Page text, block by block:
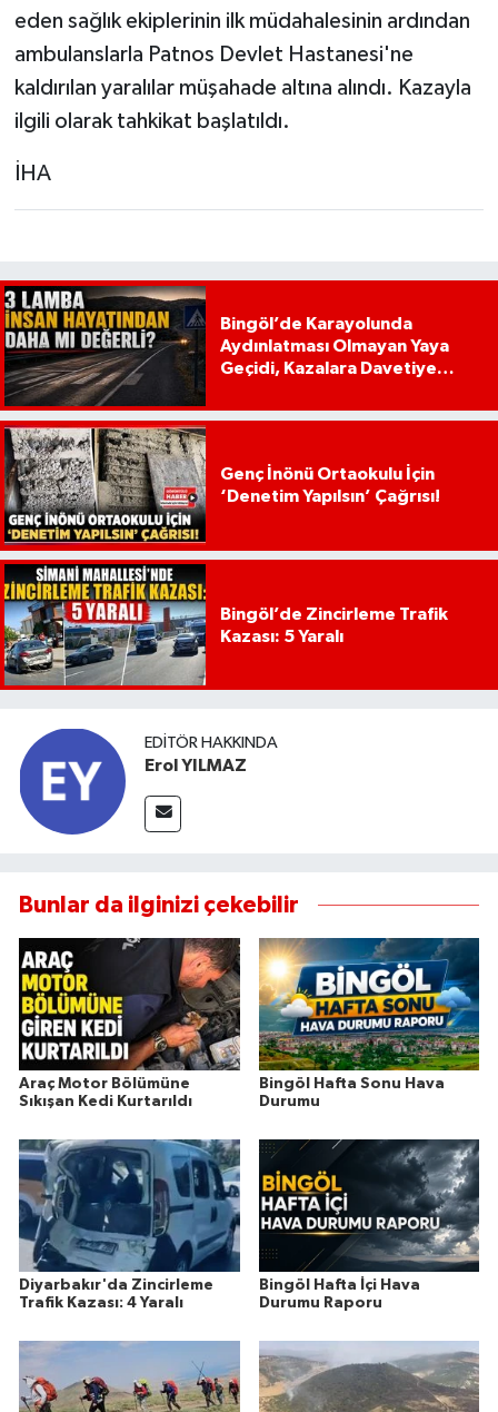
eden sağlık ekiplerinin ilk müdahalesinin ardından
ambulanslarla Patnos Devlet Hastanesi'ne
kaldırılan yaralılar müşahade altına alındı. Kazayla
ilgili olarak tahkikat başlatıldı.
İHA
Bingöl’de Karayolunda
Aydınlatması Olmayan Yaya
Geçidi, Kazalara Davetiye
Genç İnönü Ortaokulu İçin
‘Denetim Yapılsın’ Çağrısı!
Bingöl’de Zincirleme Trafik
Kazası: 5 Yaralı
EDITÖR HAKKINDA
Erol YILMAZ
Bunlar da ilginizi çekebilir
Araç Motor Bölümüne
Sıkışan Kedi Kurtarıldı
Bingöl Hafta Sonu Hava
Durumu
Diyarbakır'da Zincirleme
Trafik Kazası: 4 Yaralı
Bingöl Hafta İçi Hava
Durumu Raporu